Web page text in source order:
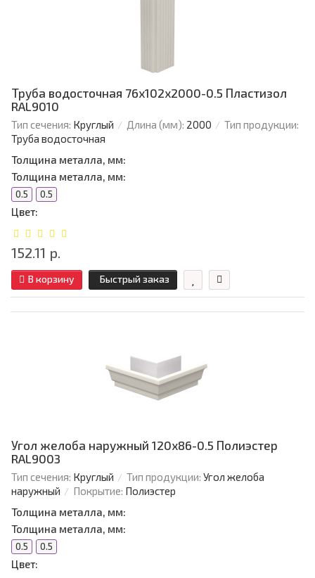
Труба водосточная 76х102х2000-0.5 Пластизол
RAL9010
Тип сечения: Круглый Длина (мм): 2000
Тип продукции:
Труба водосточная
Толщина металла, мм:
Толщина металла, мм:
0.5 0.5
Цвет:
152.11 р.
В корзину Быстрый заказ
Угол желоба наружный 120х86-0.5 Полиэстер
RAL9003
Тип сечения: Круглый Тип продукции: Угол желоба
наружный
Покрытие: Полиэстер
Толщина металла, мм:
Толщина металла, мм:
0.5 0.5
Цвет: